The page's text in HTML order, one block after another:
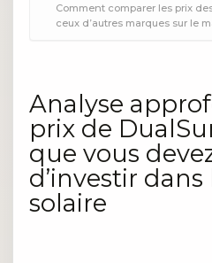
Comment comparer les prix
ceux d’autres marques sur le
Analyse
prix de
que vous
d’investir dans
solaire